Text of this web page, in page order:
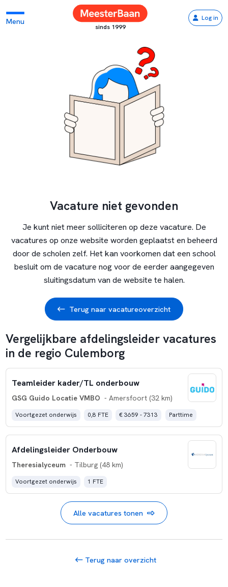
Menu
sinds 1999
Log in
Vacature niet gevonden
Je kunt niet meer solliciteren op deze vacature. De
vacatures op onze website worden geplaatst en beheerd
door de scholen zelf. Het kan voorkomen dat een school
besluit om de vacature nog voor de eerder aangegeven
sluitingsdatum van de website te halen.
Terug naar vacatureoverzicht
Vergelijkbare afdelingsleider vacatures
in de regio Culemborg
Teamleider kader/TL onderbouw
GSG Guido Locatie VMBO - Amersfoort (32 km)
Voortgezet onderwijs 0,8 FTE € 3659 - 7313 Parttime
Afdelingsleider Onderbouw
Theresialyceum - Tilburg (48 km)
Voortgezet onderwijs 1 FTE
Alle vacatures tonen
Terug naar overzicht